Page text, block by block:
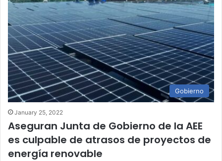
Gobierno
January 25, 2022
Aseguran Junta de Gobierno de la AEE
es culpable de atrasos de proyectos de
energía renovable